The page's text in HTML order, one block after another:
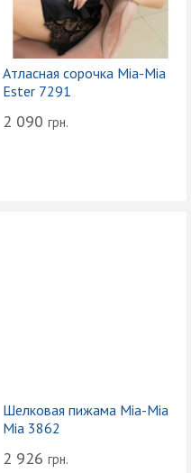
Атласная сорочка Mia-Mia
Ester 7291
2 090 грн.
Шелковая пижама Mia-Mia
Mia 3862
2 926 грн.